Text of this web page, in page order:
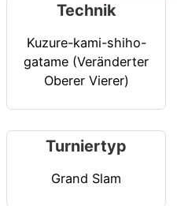
Technik
Kuzure-kami-shiho-
gatame (Veränderter
Oberer Vierer)
Turniertyp
Grand Slam